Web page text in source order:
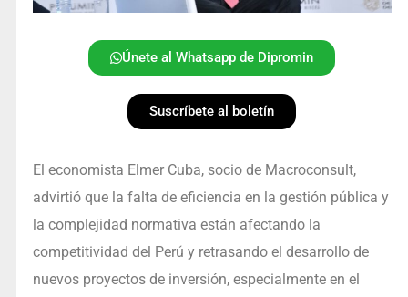
Únete al Whatsapp de Dipromin
Suscríbete al boletín
El economista Elmer Cuba, socio de Macroconsult,
advirtió que la falta de eficiencia en la gestión pública y
la complejidad normativa están afectando la
competitividad del Perú y retrasando el desarrollo de
nuevos proyectos de inversión, especialmente en el